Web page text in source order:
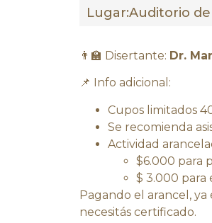
Lugar:Auditorio
👨‍🏫 Disertante: Dr.
📌 Info adicional:
Cupos limitados
Se recomienda
Actividad
$6.000 para
$ 3.000 para
Pagando el arancel,
necesitás certificado.